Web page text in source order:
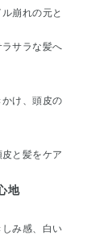
崩れの元と
サラな髪へ
け、頭皮の
と髪をケア
地
み感、白い